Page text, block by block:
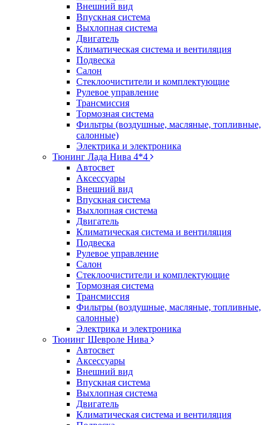
Внешний вид
Впускная система
Выхлопная система
Двигатель
Климатическая система и вентиляция
Подвеска
Салон
Стеклоочистители и комплектующие
Рулевое управление
Трансмиссия
Тормозная система
Фильтры (воздушные, масляные, топливные,
салонные)
Электрика и электроника
Тюнинг Лада Нива 4*4
Автосвет
Аксессуары
Внешний вид
Впускная система
Выхлопная система
Двигатель
Климатическая система и вентиляция
Подвеска
Рулевое управление
Салон
Стеклоочистители и комплектующие
Тормозная система
Трансмиссия
Фильтры (воздушные, масляные, топливные,
салонные)
Электрика и электроника
Тюнинг Шевроле Нива
Автосвет
Аксессуары
Внешний вид
Впускная система
Выхлопная система
Двигатель
Климатическая система и вентиляция